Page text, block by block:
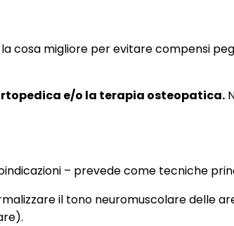
cosa migliore per evitare compensi
e/o la terapia osteopatica.
– prevede come tecniche
il tono neuromuscolare delle